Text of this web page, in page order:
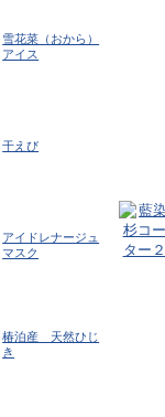
雪花菜（おから）
アイス
干えび
アイドレナージュ
マスク
椿泊産 天然ひじ
き